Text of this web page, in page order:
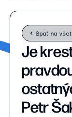
Späť na
Je
Petr